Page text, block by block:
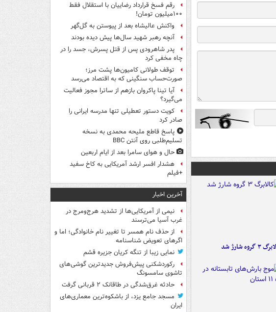
گروه شارژ شد
رقم فسخ قرارداد رضاییان با استقلال فقط
۱۰۰میلیون تومان!
واکنش عالیشاه بعد از پیوستن به گل‌گهر
آنچه رهبر شهید سال‌ها پیش دیده بودند
پدر شاهرودی پس از قتل پسرش، جسد را در
چاه مخفی کرد
توقف طولانی کامیون‌ها پشت مرز؛
صورت‌حساب سنگینی که به اقتصاد می‌رسد
آیا تینا پاکروان بازهم از ساترا مجوز فعالیت
می‌گیرد؟
کویت دستور تعطیلی تنها مدرسه ایرانی را
صادر کرد
پاسخ قاطع ملیحه محمدی به نسخه
تسلیم‌طلبی روی آنتن BBC
حال و هوای سامرا بعد از ایام اربعین
هشدار افسر ارشد آمریکایی به کاخ سفید
+فیلم
آخرین اخبار
نیمی از آمریکایی‌ها از تشدید هرج‌ومرج در
غرب آسیا می‌ترسند
از حذف نام همسر تا تغییر نام خانوادگی؛ اما و
اگرهای تعویض شناسنامه
نمایی زیبا از تنگه کریان جزیره قشم
رکوردشکنی پیش‌فروش جدیدترین گوشی‌های
تاشوی سامسونگ
حادثه غرق‌شدگی در طاقانک ۲ قربانی گرفت
مسجد جامع یزد، از باشکوه‌ترین معماری‌های
ایران